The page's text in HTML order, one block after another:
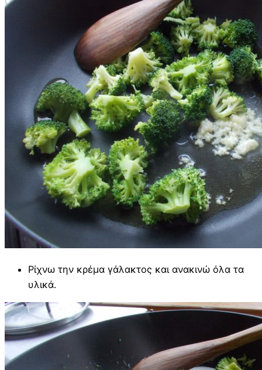
Ρίχνω την κρέμα γάλακτος και ανακινώ όλα τα
υλικά.